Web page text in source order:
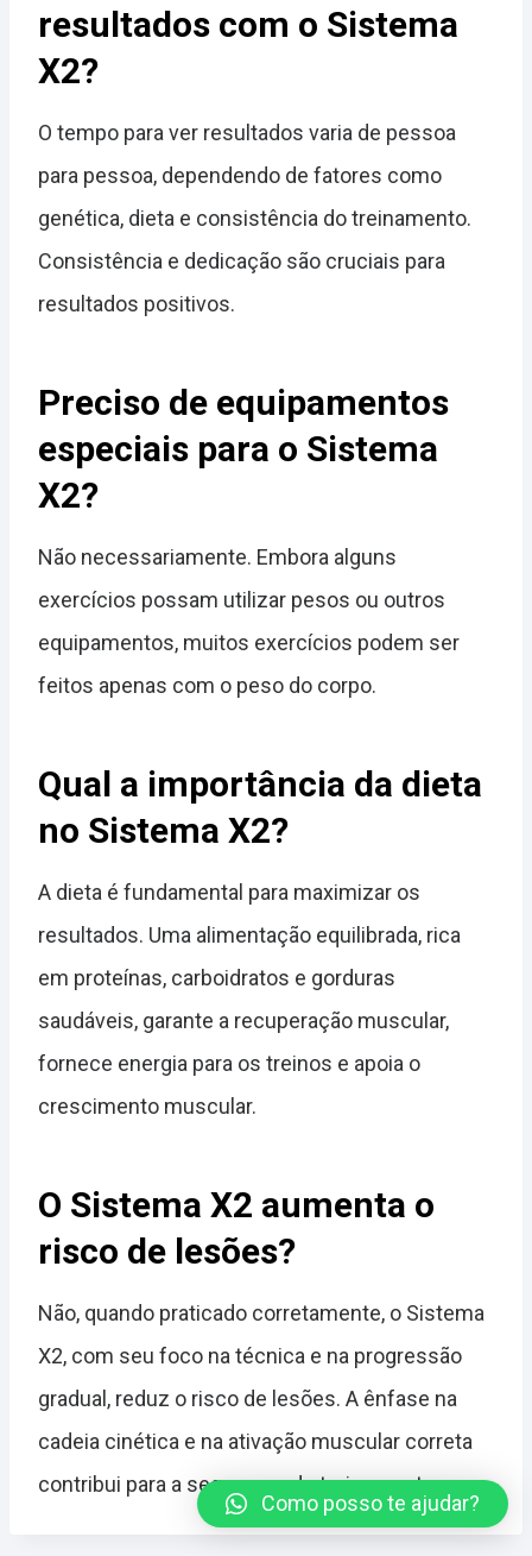
resultados com o Sistema
X2?
O tempo para ver resultados varia de pessoa
para pessoa, dependendo de fatores como
genética, dieta e consistência do treinamento.
Consistência e dedicação são cruciais para
resultados positivos.
Preciso de equipamentos
especiais para o Sistema
X2?
Não necessariamente. Embora alguns
exercícios possam utilizar pesos ou outros
equipamentos, muitos exercícios podem ser
feitos apenas com o peso do corpo.
Qual a importância da dieta
no Sistema X2?
A dieta é fundamental para maximizar os
resultados. Uma alimentação equilibrada, rica
em proteínas, carboidratos e gorduras
saudáveis, garante a recuperação muscular,
fornece energia para os treinos e apoia o
crescimento muscular.
O Sistema X2 aumenta o
risco de lesões?
Não, quando praticado corretamente, o Sistema
X2, com seu foco na técnica e na progressão
gradual, reduz o risco de lesões. A ênfase na
cadeia cinética e na ativação muscular correta
contribui para a segurança do treinamento.
Como posso te ajudar?